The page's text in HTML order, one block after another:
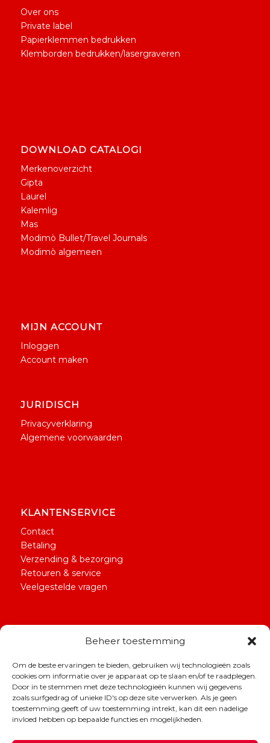
Beheer toestemming
Om de beste ervaringen te bieden, gebruiken wij technologieën zoals
cookies om informatie over je apparaat op te slaan en/of te raadplegen.
Door in te stemmen met deze technologieën kunnen wij gegevens
zoals surfgedrag of unieke ID's op deze site verwerken. Als je geen
toestemming geeft of uw toestemming intrekt, kan dit een nadelige
invloed hebben op bepaalde functies en mogelijkheden.
Over ons
Private label
Papierklemmen bedrukken
Klemborden bedrukken/lasergraveren
DOWNLOAD CATALOGI
Merkenoverzicht
Gipta
Laurel
Kalemlig
Mas
Modimò Bullet/Travel Journals
Modimò algemeen
MIJN ACCOUNT
Inloggen
Account maken
JURIDISCH
Privacyverklaring
Algemene voorwaarden
KLANTENSERVICE
Contact
Betaling
Verzending & bezorging
Retouren & service
Veelgestelde vragen
© Copyright Papierklem Likeable Stationery | ByRockwise